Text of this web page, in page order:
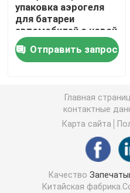
Система управления
Беглец батареи EV
Резиновое кольцо
Термоизоляция
упаковка аэрогеля
для батареи
автомобилей с новой
энергией OEM ODM
Отправить запрос
Главная
контактные
Карта сайта
Качество
Китайская